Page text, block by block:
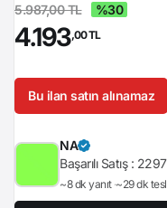
5.987,00 TL %30
4.193,00 TL
Bu ilan satın alınamaz
NA
Başarılı Satış : 2297
~8 dk yanıt ~29 dk